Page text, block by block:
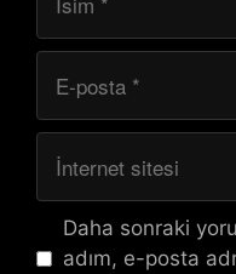
posta
sitesi
Daha sonraki
adım, e-posta